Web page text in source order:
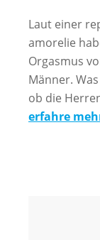
Laut einer
amorelie
Orgasmus
Männer.
ob die
erfahre